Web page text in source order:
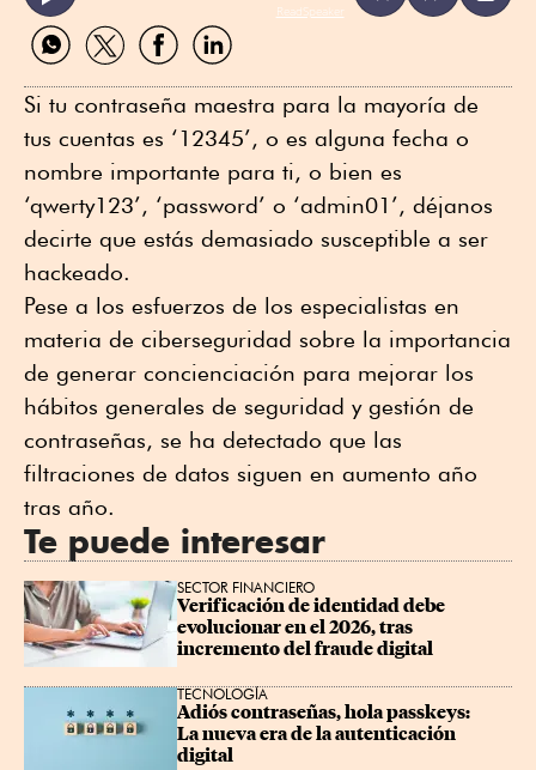
ReadSpeaker
Compartir
por
Compartir
por
Compartir
por
Compartir
por
Si tu contraseña maestra para la mayoría de
tus cuentas es ‘12345’, o es alguna fecha o
nombre importante para ti, o bien es
‘qwerty123’, ‘password’ o ‘admin01’, déjanos
decirte que estás demasiado susceptible a ser
hackeado.
Pese a los esfuerzos de los especialistas en
materia de ciberseguridad sobre la importancia
de generar concienciación para mejorar los
hábitos generales de seguridad y gestión de
contraseñas, se ha detectado que las
filtraciones de datos siguen en aumento año
tras año.
Te puede interesar
SECTOR FINANCIERO
Verificación de identidad debe
evolucionar en el 2026, tras
incremento del fraude digital
TECNOLOGÍA
Adiós contraseñas, hola passkeys:
La nueva era de la autenticación
digital